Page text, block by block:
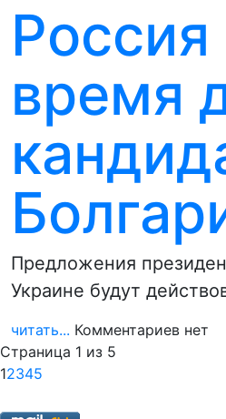
время
Предложения
Украине будут
читать... Комментариев нет
Страница 1 из 5
12345